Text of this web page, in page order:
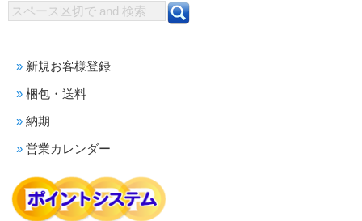
新規お客様登録
梱包・送料
納期
営業カレンダー